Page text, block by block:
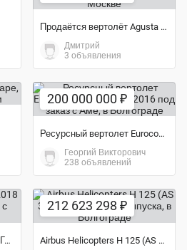
Продаётся вертолёт Agusta AW119 Koala в Москве
Дмитрий
3 объявления
200 000 000 ₽
Ресурсный вертолет Eurocopter AS 350 B3 2016 под заказ с Аме
Георгий Викторович
238 объявлений
Robinson R 66 Turbine 2018 Года выпуска под заказ с Европы
212 623 298 ₽
Airbus Helicopters H 125 (AS 350 B3e 2019 года выпуска